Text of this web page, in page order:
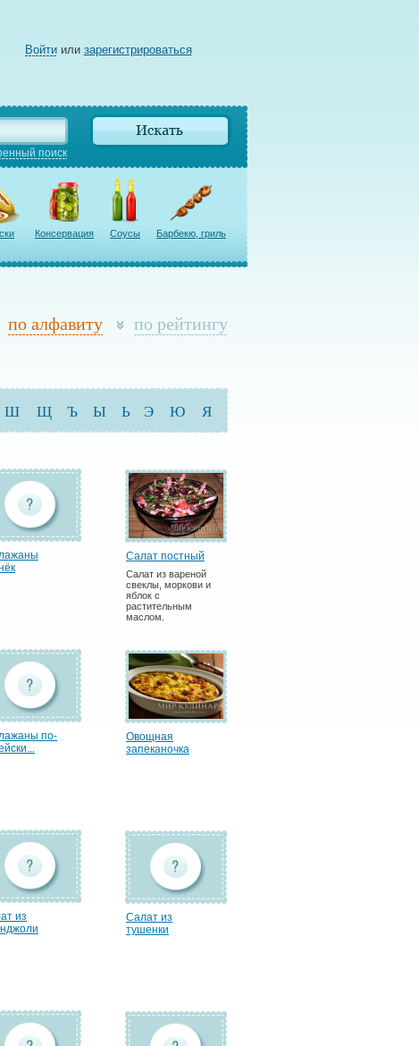
Войтиили зарегистрироваться
поиск
Консервация Соусы Барбекю, гриль
по алфавиту по рейтингу
Ш Щ Ъ Ы Ь Э Ю Я
Салат постный
Салат из вареной
свеклы, моркови и
яблок с
растительным
маслом.
по-
Овощная
запеканочка
из
Салат из
тушенки